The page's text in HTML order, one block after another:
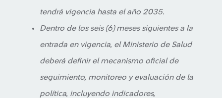
tendrá vigencia hasta el año 2035.
Dentro de los seis (6) meses siguientes a la
entrada en vigencia, el Ministerio de Salud
deberá definir el mecanismo oficial de
seguimiento, monitoreo y evaluación de la
política, incluyendo indicadores,